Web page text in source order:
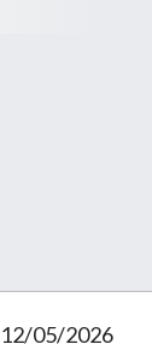
12/05/2026